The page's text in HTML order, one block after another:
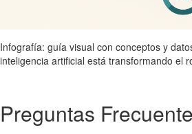
Infografía: guía visual con conceptos y
inteligencia artificial está transformando el
Preguntas